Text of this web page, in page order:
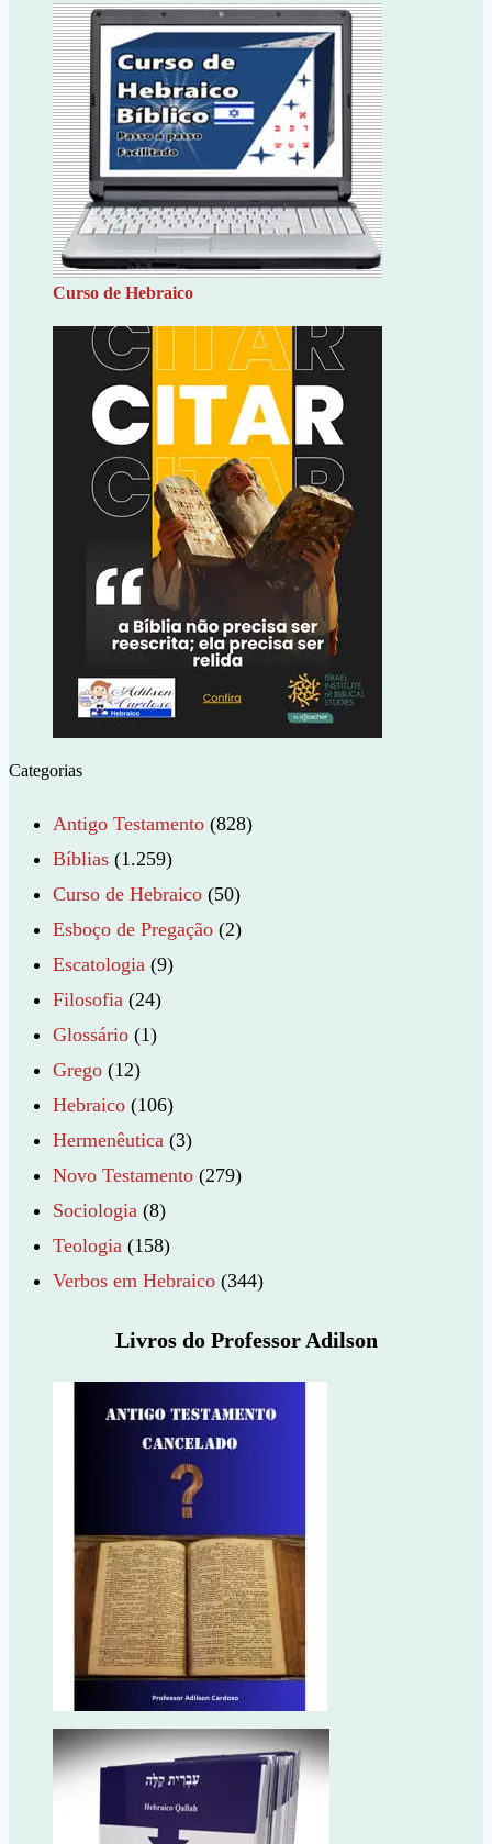
Curso de Hebraico
Categorias
Antigo Testamento (828)
Bíblias (1.259)
Curso de Hebraico (50)
Esboço de Pregação (2)
Escatologia (9)
Filosofia (24)
Glossário (1)
Grego (12)
Hebraico (106)
Hermenêutica (3)
Novo Testamento (279)
Sociologia (8)
Teologia (158)
Verbos em Hebraico (344)
Livros do Professor Adilson